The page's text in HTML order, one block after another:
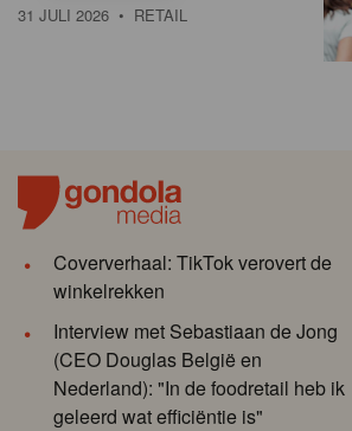
31 JULI 2026 • RETAIL
Coververhaal: TikTok verovert de
winkelrekken
Interview met Sebastiaan de Jong
(CEO Douglas België en
Nederland): "In de foodretail heb ik
geleerd wat efficiëntie is"